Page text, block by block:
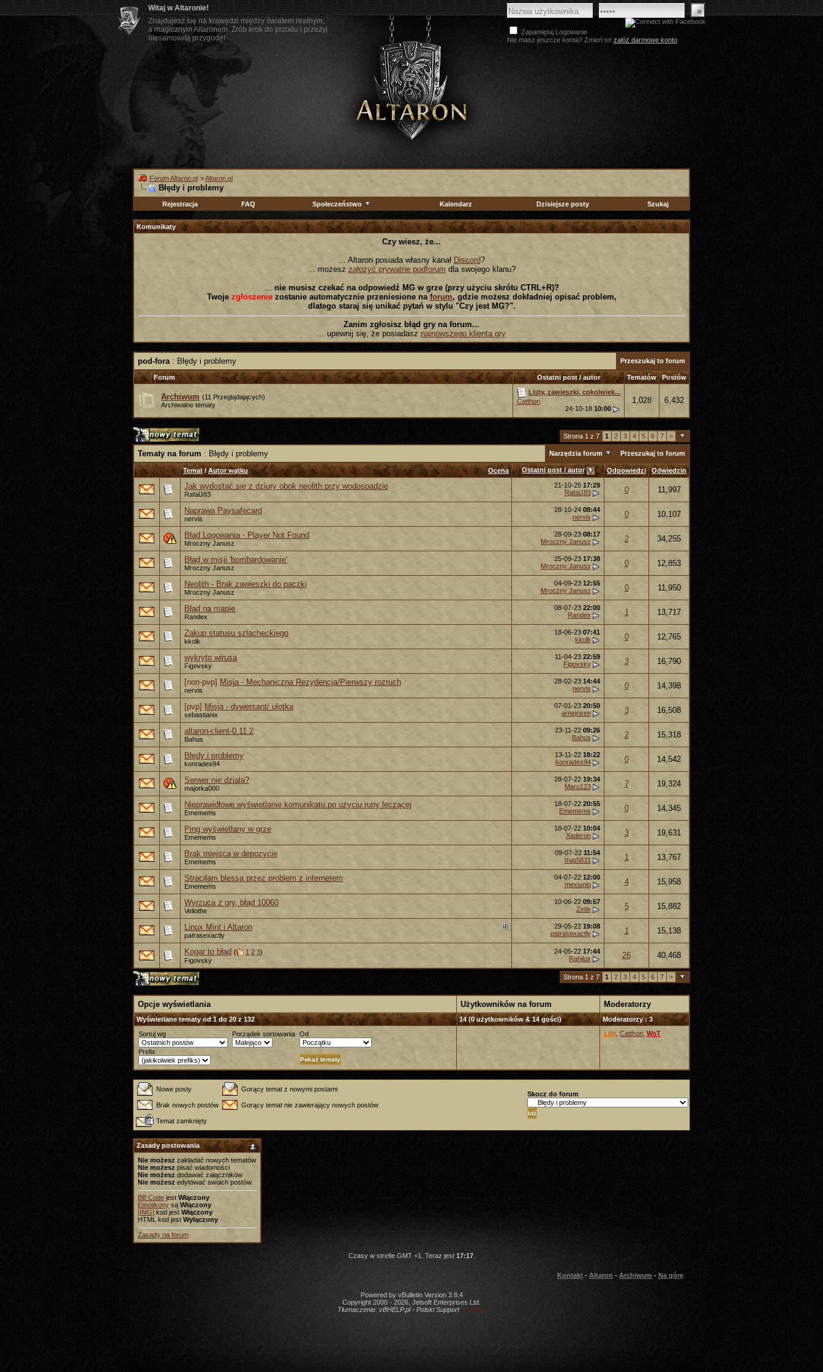
Witaj w Altaronie!
Znajdujesz się na krawędzi między światem realnym,
a magicznym Altaronem. Zrób krok do przodu i przeżyj
niesamowitą przygodę!
Zapamiętaj Logowanie
Nie masz jeszcze konta? Zmień to! załóż darmowe konto
Forum Altaron.pl >Altaron.pl
Błędy i problemy
Rejestracja FAQ Społeczeństwo Kalendarz Dzisiejsze posty Szukaj
Komunikaty
Czy wiesz, że...
... Altaron posiada własny kanał Discord?
... możesz założyć prywatne podforum dla swojego klanu?
... nie musisz czekać na odpowiedź MG w grze (przy użyciu skrótu CTRL+R)?
Twoje zgłoszeniezostanie automatycznie przeniesione na forum, gdzie możesz dokładniej opisać problem,
dlatego staraj się unikać pytań w stylu "Czy jest MG?".
Zanim zgłosisz błąd gry na forum...
... upewnij się, że posiadasz najnowszego klienta gry
pod-fora : Błędy i problemy Przeszukaj to forum
Forum Ostatni post / autor Tematów Postów
Archiwum (11 Przeglądających)
Archiwalne tematy
Listy, zawieszki, cokolwiek...
Catthon
24-10-18 10:00
1,028 6,432
Strona 1 z 7 1 2 3 4 5 6 7 >
Tematy na forum : Błędy i problemy Narzędzia forum Przeszukaj to forum
Ocena
Temat/Autor wątku Ostatni post / autor Odpowiedzi Odwiedzin
Jak wydostać się z dziury obok neolith przy wodospadzie
RafalJ83
21-10-25 17:29
RafalJ83
0 11,997
Naprawa Paysafecard
nervis
28-10-24 08:44
nervis
0 10,107
Błąd Logowania - Player Not Found
Mroczny Janusz
28-09-23 08:17
Mroczny Janusz
2 34,255
Błąd w misji 'bombardowanie'
Mroczny Janusz
25-09-23 17:38
Mroczny Janusz
0 12,853
Neolith - Brak zawieszki do paczki
Mroczny Janusz
04-09-23 12:55
Mroczny Janusz
0 11,950
Błąd na mapie
Randex
08-07-23 22:00
Randex
1 13,717
Zakup statusu szlacheckiego
kkolk
18-06-23 07:41
kkolk
0 12,765
wykryto wirusa
Figovsky
11-04-23 22:59
Figovsky
3 16,790
[non-pvp] Misja - Mechaniczna Rezydencja/Pierwszy rozruch
nervis
28-02-23 14:44
nervis
0 14,398
[pvp] Misja - dywersant/ ulotka
sebastianix
07-01-23 20:50
arnejrisen
3 16,508
altaron-client-0.11.2
Bahus
23-11-22 09:26
Bahus
2 15,318
Błędy i problemy
konrades94
13-11-22 18:22
konrades94
0 14,542
Serwer nie dziala?
majorka000
28-07-22 19:34
Maru123
7 19,324
Nieprawidłowe wyświetlanie komunikatu po użyciu runy leczącej
Ememems
18-07-22 20:55
Ememems
0 14,345
Ping wyświetlany w grze
Ememems
18-07-22 10:04
Xaderon
3 19,631
Brak miejsca w depozycie
Ememems
09-07-22 11:54
trup5831
1 13,767
Straciłam blessa przez problem z internetem
Ememems
04-07-22 12:00
mexiunio
4 15,958
Wyrzuca z gry, błąd 10060
Veliothe
10-06-22 09:57
Zetix
5 15,882
Linux Mint i Altaron
patrasexactly
29-05-22 19:08
patrasexactly
1 15,138
Kogar to błąd ( 1 2 3)
Figovsky
24-05-22 17:44
Rahilux
26 40,468
Strona 1 z 7 1 2 3 4 5 6 7 >
Opcje wyświetlania Użytkowników na forum Moderatorzy
Wyświetlane tematy od 1 do 20 z 132 14 (0 użytkowników & 14 gości)
Moderatorzy : 3
Sortuj wg
Porządek sortowania Od
Prefix
Lilit Catthon WsT
Nowe posty Gorący temat z nowymi postami
Brak nowych postów Gorący temat nie zawierający nowych postów
Temat zamknięty
Skocz do forum
Zasady postowania
Nie możesz zakładać nowych tematów
Nie możesz pisać wiadomości
Nie możesz dodawać załączników
Nie możesz edytować swoich postów
BB Code jest Włączony
Emotikony są Włączony
[IMG] kod jest Włączony
HTML kod jest Wyłączony
Zasady na forum
Czasy w strefie GMT +1. Teraz jest17:17.
Kontakt - Altaron - Archiwum - Na górę
Powered by vBulletin Version 3.8.4
Copyright 2000 - 2026, Jelsoft Enterprises Ltd.
Tłumaczenie: vBHELP.pl - Polski Support vBulletin